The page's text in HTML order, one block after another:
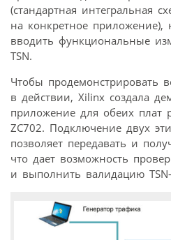
(стандартная интегральная
на конкретное
вводить функциональные
TSN.
Чтобы продемонстрировать
в действии, Xilinx создала
приложение для обеих плат
ZC702. Подключение двух
позволяет передавать и
что дает возможность
и выполнить валидацию TSN-